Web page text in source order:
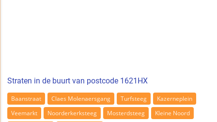
Straten in de buurt van postcode 1621HX
Baanstraat Claes Molenaersgang Turfsteeg
Kazerneplein
Veemarkt
Noorderkerksteeg Mosterdsteeg
Kleine Noord